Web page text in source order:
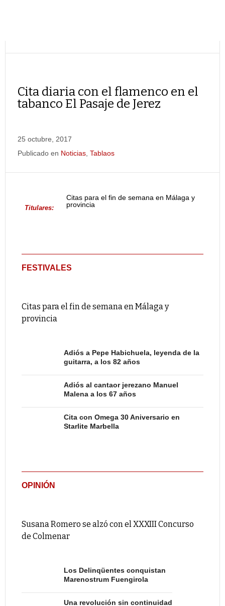
Cita diaria con el flamenco en el
tabanco El Pasaje de Jerez
25 octubre, 2017
Publicado en Noticias Tablaos
Titulares:
Citas para el fin de semana en Málaga y
provincia
FESTIVALES
Citas para el fin de semana en Málaga y
provincia
Adiós a Pepe Habichuela, leyenda de la
guitarra, a los 82 años
Adiós al cantaor jerezano Manuel
Malena a los 67 años
Cita con Omega 30 Aniversario en
Starlite Marbella
OPINIÓN
Susana Romero se alzó con el XXXIII Concurso
de Colmenar
Los Delinqüentes conquistan
Marenostrum Fuengirola
Una revolución sin continuidad